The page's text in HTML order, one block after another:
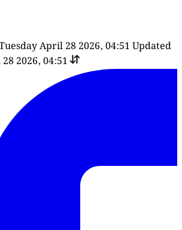
April 28 2026, 04:51 Updated
2026, 04:51